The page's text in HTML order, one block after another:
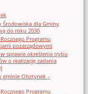
Środowiska dla Gminy
do roku 2030
Programu
pozarządowymi
sprawie określenia trybu
o realizację zadania
gminie Olsztynek –
Programu